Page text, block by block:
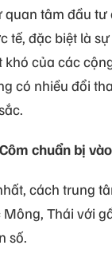
quan tâm đầu
tế, đặc biệt là
của các
có nhiều đổi
chuẩn bị
cách trung
Thái với
số.